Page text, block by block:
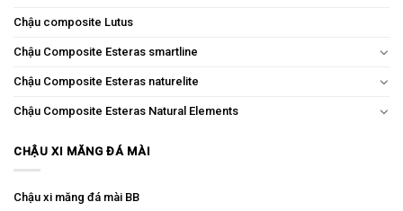
Chậu composite Lutus
Chậu Composite Esteras smartline
Chậu Composite Esteras naturelite
Chậu Composite Esteras Natural Elements
CHẬU XI MĂNG ĐÁ MÀI
Chậu xi măng đá mài BB